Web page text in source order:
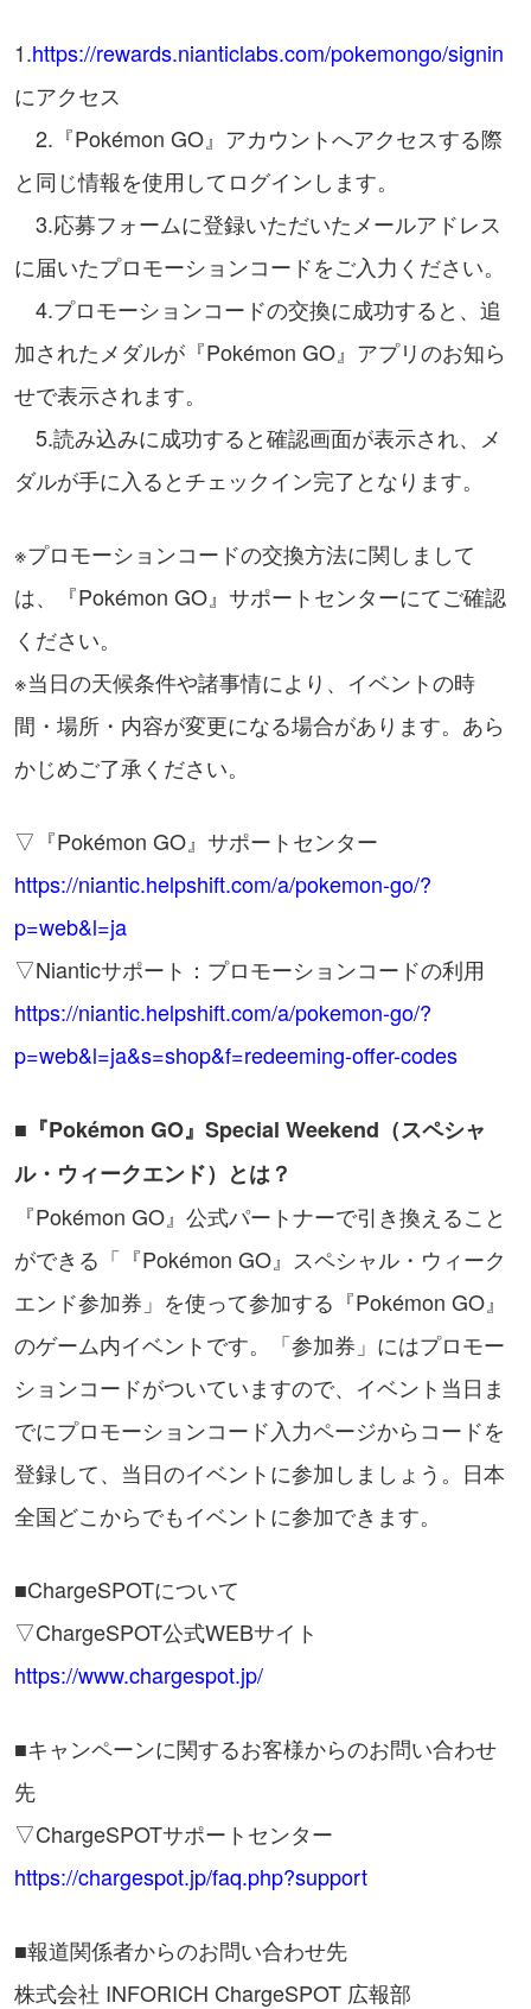
1.https://rewards.nianticlabs.com/pokemongo/signin
にアクセス
2.『Pokémon GO』アカウントへアクセスする際
と同じ情報を使用してログインします。
3.応募フォームに登録いただいたメールアドレス
に届いたプロモーションコードをご入力ください。
4.プロモーションコードの交換に成功すると、追
加されたメダルが『Pokémon GO』アプリのお知ら
せで表示されます。
5.読み込みに成功すると確認画面が表示され、メ
ダルが手に入るとチェックイン完了となります。
※プロモーションコードの交換方法に関しまして
は、『Pokémon GO』サポートセンターにてご確認
ください。
※当日の天候条件や諸事情により、イベントの時
間・場所・内容が変更になる場合があります。あら
かじめご了承ください。
▽『Pokémon GO』サポートセンター
https://niantic.helpshift.com/a/pokemon-go/?
p=web&l=ja
▽Nianticサポート：プロモーションコードの利用
https://niantic.helpshift.com/a/pokemon-go/?
p=web&l=ja&s=shop&f=redeeming-offer-codes
■『Pokémon GO』Special Weekend（スペシャ
ル・ウィークエンド）とは？
『Pokémon GO』公式パートナーで引き換えること
ができる「『Pokémon GO』スペシャル・ウィーク
エンド参加券」を使って参加する『Pokémon GO』
のゲーム内イベントです。「参加券」にはプロモー
ションコードがついていますので、イベント当日ま
でにプロモーションコード入力ページからコードを
登録して、当日のイベントに参加しましょう。日本
全国どこからでもイベントに参加できます。
■ChargeSPOTについて
▽ChargeSPOT公式WEBサイト
https://www.chargespot.jp/
■キャンペーンに関するお客様からのお問い合わせ
先
▽ChargeSPOTサポートセンター
https://chargespot.jp/faq.php?support
■報道関係者からのお問い合わせ先
株式会社 INFORICH ChargeSPOT 広報部